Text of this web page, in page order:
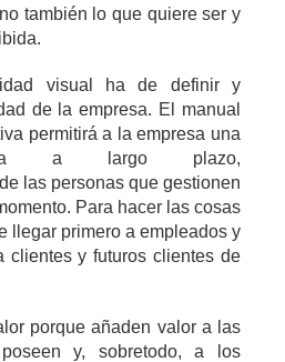
también lo que quiere ser y
visual
ha de definir y
de la empresa. El manual
permitirá a la empresa una
a largo plazo,
las personas que gestionen
Para hacer las cosas
llegar primero a empleados y
clientes y futuros clientes de
porque añaden valor a las
y, sobretodo, a los